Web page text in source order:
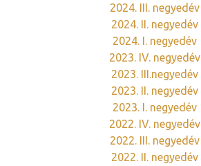
2024. III. negyedév
2024. II. negyedév
2024. I. negyedév
2023. IV. negyedév
2023. III.negyedév
2023. II. negyedév
2023. I. negyedév
2022. IV. negyedév
2022. III. negyedév
2022. II. negyedév